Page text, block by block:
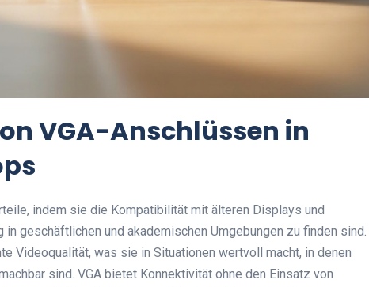
VGA-Anschlüssen in
indem sie die Kompatibilität mit älteren Displays und
geschäftlichen und akademischen Umgebungen zu finden sind.
Videoqualität, was sie in Situationen wertvoll macht, in denen
sind. VGA bietet Konnektivität ohne den Einsatz von